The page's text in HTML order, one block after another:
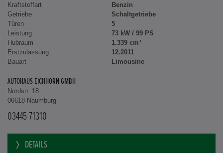
Kraftstoffart
Benzin
Getriebe
Schaltgetriebe
Türen
5
Leistung
73 kW / 99 PS
Hubraum
1.339 cm³
Erstzulassung
12.2011
Bauart
Limousine
AUTOHAUS EICHHORN GMBH
Nordstr. 18
06618 Naumburg
03445 71310
DETAILS